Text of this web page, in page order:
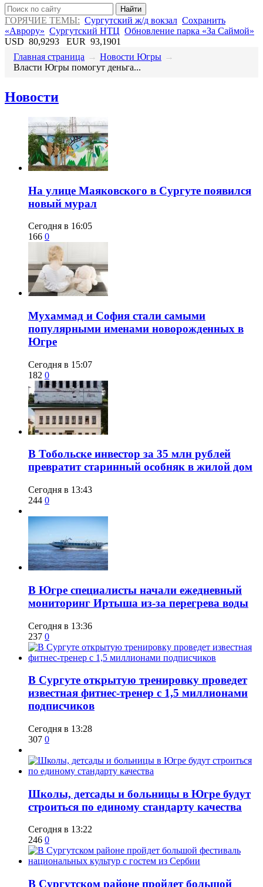
Найти
ГОРЯЧИЕ ТЕМЫ: Сургутский ж/д вокзал Сохранить
«Аврору» Сургутский НТЦ Обновление парка «За Саймой»
USD 80,9293 EUR 93,1901
Главная страница → Новости Югры →
Власти Югры помогут деньга...
Новости
​На улице Маяковского в Сургуте появился
новый мурал
Сегодня в 16:05
166 0
​Мухаммад и София стали самыми
популярными именами новорожденных в
Югре
Сегодня в 15:07
182 0
В Тобольске инвестор за 35 млн рублей
превратит старинный особняк в жилой дом
Сегодня в 13:43
244 0
В Югре специалисты начали ежедневный
мониторинг Иртыша из-за перегрева воды
Сегодня в 13:36
237 0
В Сургуте открытую тренировку проведет
известная фитнес-тренер с 1,5 миллионами
подписчиков
Сегодня в 13:28
307 0
Школы, детсады и больницы в Югре будут
строиться по единому стандарту качества
Сегодня в 13:22
246 0
В Сургутском районе пройдет большой